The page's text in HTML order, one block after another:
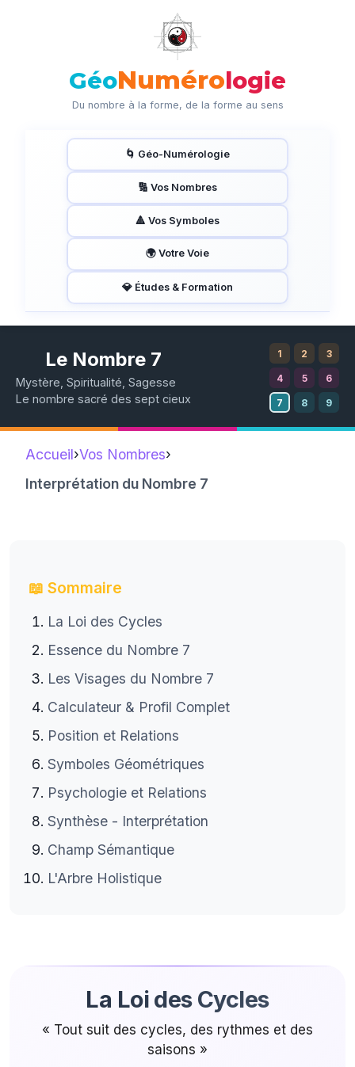
GéoNumérologie
Du nombre à la forme, de la forme au sens
🌀 Géo-Numérologie
🔢 Vos Nombres
🔺 Vos Symboles
🌍 Votre Voie
💎 Études & Formation
Le Nombre 7
Mystère, Spiritualité, Sagesse
Le nombre sacré des sept cieux
1 2 3
4 5 6
7 8 9
Accueil›Vos Nombres›
Interprétation du Nombre 7
📖 Sommaire
La Loi des Cycles
Essence du Nombre 7
Les Visages du Nombre 7
Calculateur & Profil Complet
Position et Relations
Symboles Géométriques
Psychologie et Relations
Synthèse - Interprétation
Champ Sémantique
L'Arbre Holistique
La Loi des Cycles
« Tout suit des cycles, des rythmes et des
saisons »